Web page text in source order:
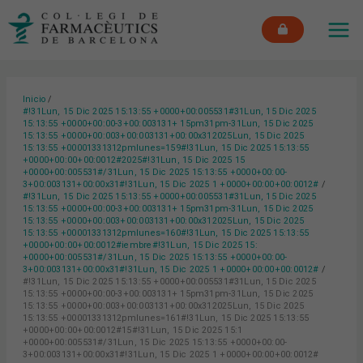
Inicio
#!31Lun, 15 Dic 2025 15:13:55 +0000+00:005531#31Lun, 15 Dic 2025
15:13:55 +0000+00:00-3+00:003131+ 15pm31pm-31Lun, 15 Dic 2025
15:13:55 +0000+00:003+00:003131+00:00x312025Lun, 15 Dic 2025
15:13:55 +00001331312pmlunes=159#!31Lun, 15 Dic 2025 15:13:55
+0000+00:00+00:0012#2025#!31Lun, 15 Dic 2025 15
+0000+00:005531#/31Lun, 15 Dic 2025 15:13:55 +0000+00:00-
3+00:003131+00:00x31#!31Lun, 15 Dic 2025 1 +0000+00:00+00:0012#
#!31Lun, 15 Dic 2025 15:13:55 +0000+00:005531#31Lun, 15 Dic 2025
15:13:55 +0000+00:00-3+00:003131+ 15pm31pm-31Lun, 15 Dic 2025
15:13:55 +0000+00:003+00:003131+00:00x312025Lun, 15 Dic 2025
15:13:55 +00001331312pmlunes=160#!31Lun, 15 Dic 2025 15:13:55
+0000+00:00+00:0012#iembre#!31Lun, 15 Dic 2025 15:
+0000+00:005531#/31Lun, 15 Dic 2025 15:13:55 +0000+00:00-
3+00:003131+00:00x31#!31Lun, 15 Dic 2025 1 +0000+00:00+00:0012#
#!31Lun, 15 Dic 2025 15:13:55 +0000+00:005531#31Lun, 15 Dic 2025
15:13:55 +0000+00:00-3+00:003131+ 15pm31pm-31Lun, 15 Dic 2025
15:13:55 +0000+00:003+00:003131+00:00x312025Lun, 15 Dic 2025
15:13:55 +00001331312pmlunes=161#!31Lun, 15 Dic 2025 15:13:55
+0000+00:00+00:0012#15#!31Lun, 15 Dic 2025 15:1
+0000+00:005531#/31Lun, 15 Dic 2025 15:13:55 +0000+00:00-
3+00:003131+00:00x31#!31Lun, 15 Dic 2025 1 +0000+00:00+00:0012#